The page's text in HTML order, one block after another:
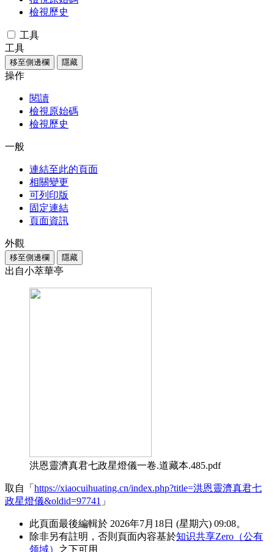
檢視歷史
工具
工具
移至側邊欄 隱藏
操作
閱讀
檢視原始碼
檢視歷史
一般
連結至此的頁面
相關變更
可列印版
固定連結
頁面資訊
外觀
移至側邊欄 隱藏
出自小萃華亭
洪恩靈濟真君七政星燈儀一卷.道藏本.485.pdf
取自「 https://xiaocuihuating.cn/index.php?title=洪恩靈濟真君七
政星燈儀&oldid=97741 」
此頁面最後編輯於 2026年7月18日 (星期六) 09:08。
除非另有註明，否則頁面內容基於知识共享Zero（公有
领域） 之下可用